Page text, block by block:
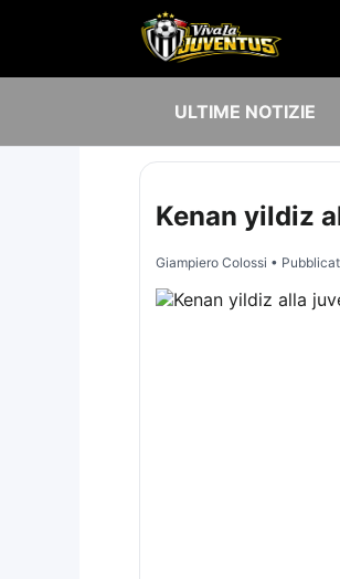
ULTIME NOTIZIE
Kenan yildiz
Giampiero Colossi •